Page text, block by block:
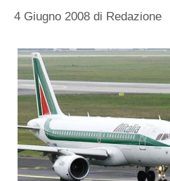
4 Giugno 2008 di Redazione